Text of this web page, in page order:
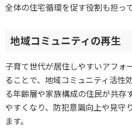
全体の住宅循環を促す役割も担って
地域コミュニティの再生
子育て世代が居住しやすいアフォ
ることで、地域コミュニティ活性
る年齢層や家族構成の住民が共存
やすくなり、防犯意識向上や見守
ます。